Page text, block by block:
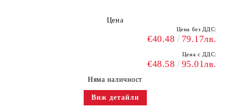
Цена
Цена без ДДС:
€40.48 79.17лв.
Цена с ДДС:
€48.58 95.01лв.
Няма наличност
Виж детайли